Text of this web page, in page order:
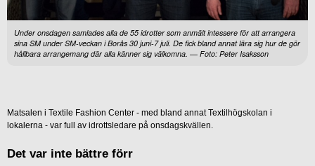
Under onsdagen samlades alla de 55 idrotter som anmält intessere för att arrangera
sina SM under SM-veckan i Borås 30 juni-7 juli. De fick bland annat lära sig hur de gör
hållbara arrangemang där alla känner sig välkomna. — Foto: Peter Isaksson
Matsalen i Textile Fashion Center - med bland annat Textilhögskolan i
lokalerna - var full av idrottsledare på onsdagskvällen.
Det var inte bättre förr